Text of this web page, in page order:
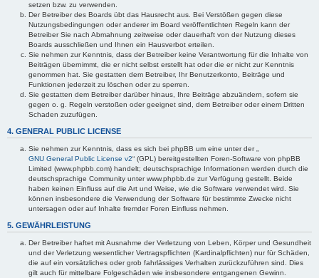
setzen bzw. zu verwenden.
Der Betreiber des Boards übt das Hausrecht aus. Bei Verstößen gegen diese
Nutzungsbedingungen oder anderer im Board veröffentlichten Regeln kann der
Betreiber Sie nach Abmahnung zeitweise oder dauerhaft von der Nutzung dieses
Boards ausschließen und Ihnen ein Hausverbot erteilen.
Sie nehmen zur Kenntnis, dass der Betreiber keine Verantwortung für die Inhalte von
Beiträgen übernimmt, die er nicht selbst erstellt hat oder die er nicht zur Kenntnis
genommen hat. Sie gestatten dem Betreiber, Ihr Benutzerkonto, Beiträge und
Funktionen jederzeit zu löschen oder zu sperren.
Sie gestatten dem Betreiber darüber hinaus, Ihre Beiträge abzuändern, sofern sie
gegen o. g. Regeln verstoßen oder geeignet sind, dem Betreiber oder einem Dritten
Schaden zuzufügen.
4. GENERAL PUBLIC LICENSE
Sie nehmen zur Kenntnis, dass es sich bei phpBB um eine unter der „
GNU General Public License v2“ (GPL) bereitgestellten Foren-Software von phpBB
Limited (www.phpbb.com) handelt; deutschsprachige Informationen werden durch die
deutschsprachige Community unter www.phpbb.de zur Verfügung gestellt. Beide
haben keinen Einfluss auf die Art und Weise, wie die Software verwendet wird. Sie
können insbesondere die Verwendung der Software für bestimmte Zwecke nicht
untersagen oder auf Inhalte fremder Foren Einfluss nehmen.
5. GEWÄHRLEISTUNG
Der Betreiber haftet mit Ausnahme der Verletzung von Leben, Körper und Gesundheit
und der Verletzung wesentlicher Vertragspflichten (Kardinalpflichten) nur für Schäden,
die auf ein vorsätzliches oder grob fahrlässiges Verhalten zurückzuführen sind. Dies
gilt auch für mittelbare Folgeschäden wie insbesondere entgangenen Gewinn.